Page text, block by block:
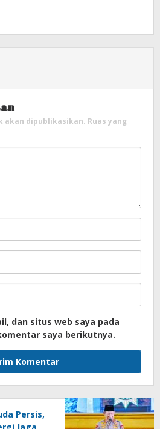
akan dipublikasikan. Ruas yang
dan situs web saya pada
saya berikutnya.
Persis,